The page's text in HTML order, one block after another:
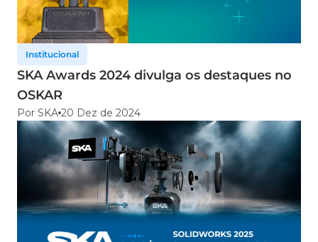
Institucional
SKA Awards 2024 divulga os destaques no
OSKAR
Por SKA 20 Dez de 2024